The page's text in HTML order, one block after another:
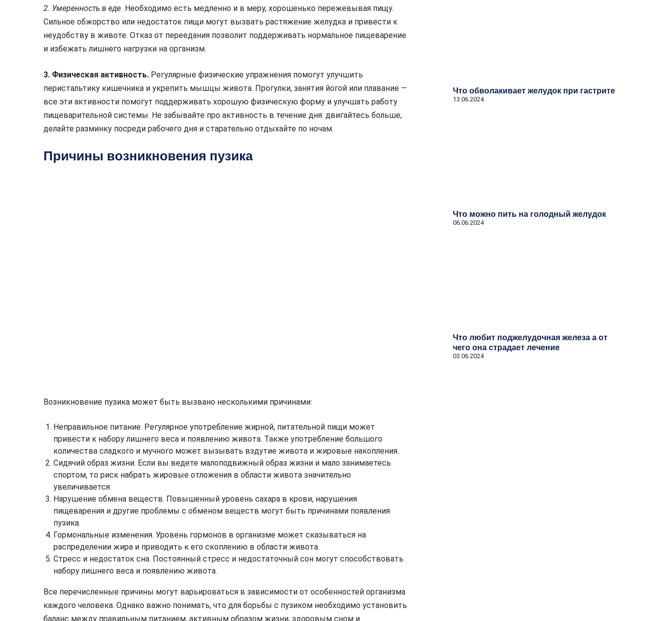
2. Умеренность в еде. Необходимо есть медленно и в меру, хорошенько пережевывая пищу.
Сильное обжорство или недостаток пищи могут вызвать растяжение желудка и привести к
неудобству в животе. Отказ от переедания позволит поддерживать нормальное пищеварение
и избежать лишнего нагрузки на организм.
3. Физическая активность. Регулярные физические упражнения помогут улучшить
перистальтику кишечника и укрепить мышцы живота. Прогулки, занятия йогой или плавание —
все эти активности помогут поддерживать хорошую физическую форму и улучшать работу
пищеварительной системы. Не забывайте про активность в течение дня: двигайтесь больше,
делайте разминку посреди рабочего дня и старательно отдыхайте по ночам.
Причины возникновения пузика
Возникновение пузика может быть вызвано несколькими причинами:
Неправильное питание. Регулярное употребление жирной, питательной пищи может
привести к набору лишнего веса и появлению живота. Также употребление большого
количества сладкого и мучного может вызывать вздутие живота и жировые накопления.
Сидячий образ жизни. Если вы ведете малоподвижный образ жизни и мало занимаетесь
спортом, то риск набрать жировые отложения в области живота значительно
увеличивается.
Нарушение обмена веществ. Повышенный уровень сахара в крови, нарушения
пищеварения и другие проблемы с обменом веществ могут быть причинами появления
пузика.
Гормональные изменения. Уровень гормонов в организме может сказываться на
распределении жира и приводить к его скоплению в области живота.
Стресс и недостаток сна. Постоянный стресс и недостаточный сон могут способствовать
набору лишнего веса и появлению живота.
Все перечисленные причины могут варьироваться в зависимости от особенностей организма
каждого человека. Однако важно понимать, что для борьбы с пузиком необходимо установить
баланс между правильным питанием, активным образом жизни, здоровым сном и
Что обволакивает желудок при гастрите
13.06.2024
Что можно пить на голодный желудок
06.06.2024
Что любит поджелудочная железа а от
чего она страдает лечение
03.06.2024